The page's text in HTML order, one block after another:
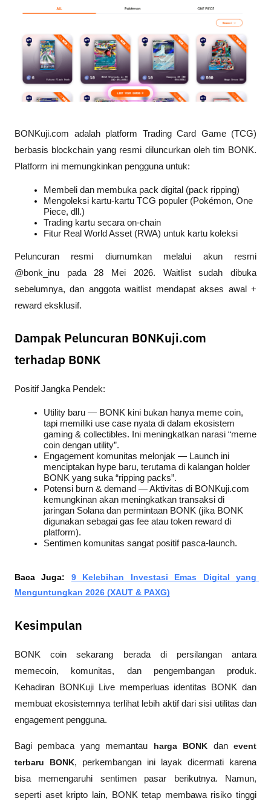
BONKuji.com adalah platform Trading Card Game (TCG)
berbasis blockchain yang resmi diluncurkan oleh tim BONK.
Platform ini memungkinkan pengguna untuk:
Membeli dan membuka pack digital (pack ripping)
Mengoleksi kartu-kartu TCG populer (Pokémon, One
Piece, dll.)
Trading kartu secara on-chain
Fitur Real World Asset (RWA) untuk kartu koleksi
Peluncuran resmi diumumkan melalui akun resmi
@bonk_inu pada 28 Mei 2026. Waitlist sudah dibuka
sebelumnya, dan anggota waitlist mendapat akses awal +
reward eksklusif.
Dampak Peluncuran BONKuji.com
terhadap BONK
Positif Jangka Pendek:
Utility baru — BONK kini bukan hanya meme coin,
tapi memiliki use case nyata di dalam ekosistem
gaming & collectibles. Ini meningkatkan narasi “meme
coin dengan utility”.
Engagement komunitas melonjak — Launch ini
menciptakan hype baru, terutama di kalangan holder
BONK yang suka “ripping packs”.
Potensi burn & demand — Aktivitas di BONKuji.com
kemungkinan akan meningkatkan transaksi di
jaringan Solana dan permintaan BONK (jika BONK
digunakan sebagai gas fee atau token reward di
platform).
Sentimen komunitas sangat positif pasca-launch.
Baca Juga: 9 Kelebihan Investasi Emas Digital yang
Menguntungkan 2026 (XAUT & PAXG)
Kesimpulan
BONK coin sekarang berada di persilangan antara
memecoin, komunitas, dan pengembangan produk.
Kehadiran BONKuji Live memperluas identitas BONK dan
membuat ekosistemnya terlihat lebih aktif dari sisi utilitas dan
engagement pengguna.
Bagi pembaca yang memantau harga BONK dan event
terbaru BONK, perkembangan ini layak dicermati karena
bisa memengaruhi sentimen pasar berikutnya. Namun,
seperti aset kripto lain, BONK tetap membawa risiko tinggi